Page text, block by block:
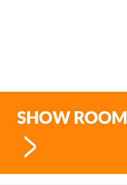
SHOW ROOM